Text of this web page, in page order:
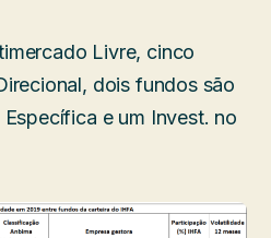
Livre, cinco
dois fundos são
e um Invest. no